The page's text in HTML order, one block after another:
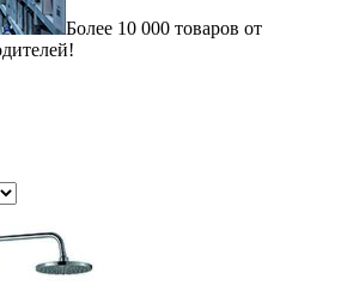
Более 10 000 товаров от